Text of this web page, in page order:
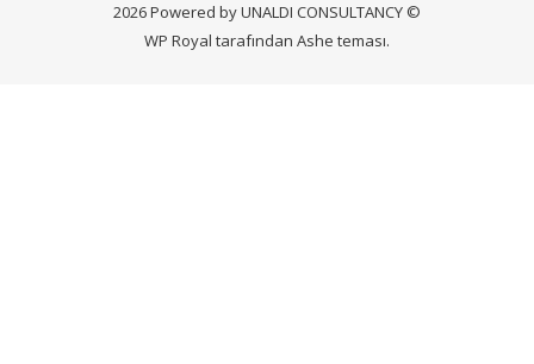
2026 Powered by UNALDI CONSULTANCY ©
WP Royal tarafından Ashe teması.